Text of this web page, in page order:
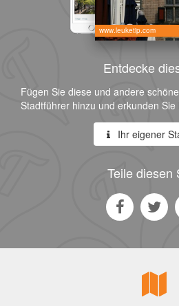
www.leuketip.com
Entdecke
Fügen Sie diese und andere
Stadtführer hinzu und erkunden Sie
Ihr eigener
Teile diesen